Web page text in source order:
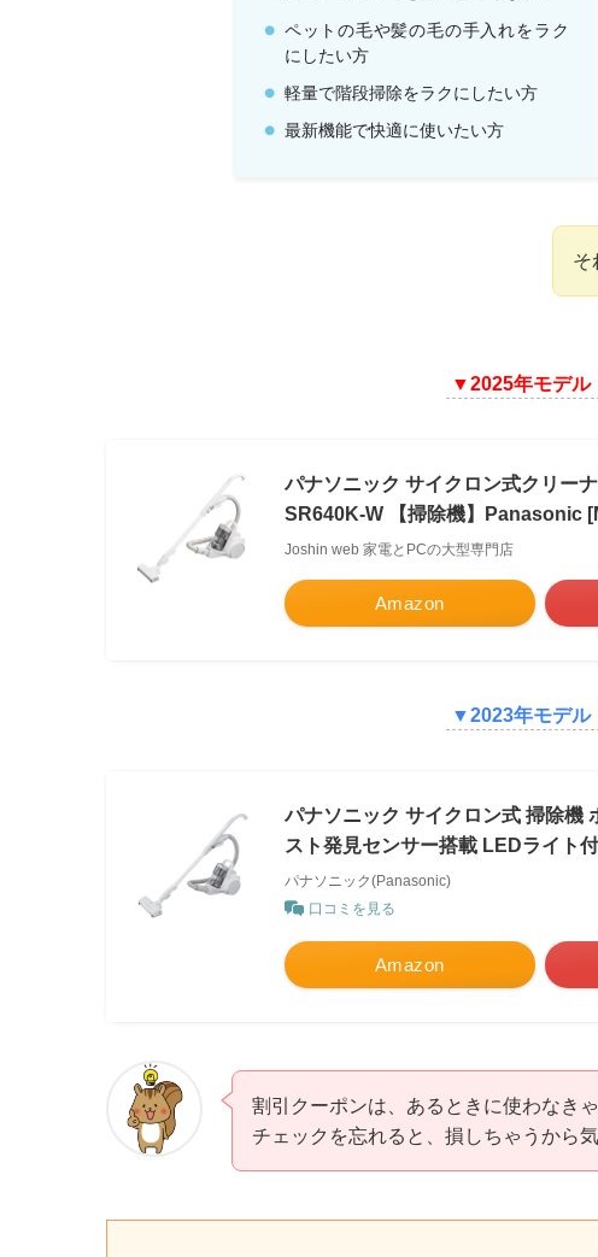
ペットの毛や髪の毛の手入れをラク
にしたい方
軽量で階段掃除をラクにしたい方
最新機能で快適に使いたい方
そ
▼2025年モデル
パナソニック サイクロン式クリー
SR640K-W 【掃除機】Panasonic
Joshin web 家電とPCの大型専門店
Amazon
▼2023年モデル
パナソニック サイクロン式 掃除機
スト発見センサー搭載 LEDライト
パナソニック(Panasonic)
口コミを見る
Amazon
割引クーポンは、あるときに使わなき
チェックを忘れると、損しちゃうから